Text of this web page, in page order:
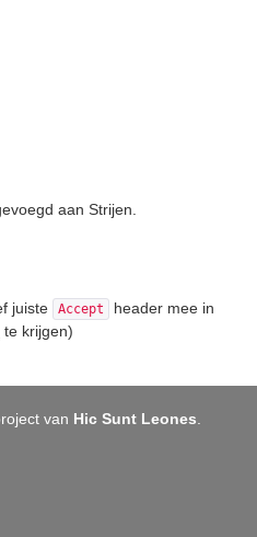
aan Strijen.
juiste Accept
header mee in
te krijgen)
van Hic Sunt Leones